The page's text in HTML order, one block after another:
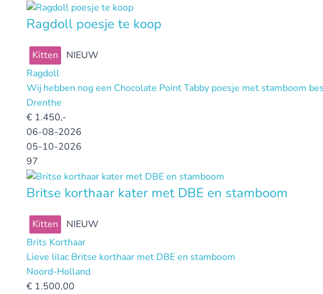
Ragdoll poesje te koop
Kitten
NIEUW
Ragdoll
Wij hebben nog een Chocolate Point Tabby poesje met stamboom
Drenthe
€ 1.450,-
06-08-2026
05-10-2026
97
Britse korthaar kater met DBE en stamboom
Kitten
NIEUW
Brits Korthaar
Lieve lilac Britse korthaar met DBE en stamboom
Noord-Holland
€ 1.500,00